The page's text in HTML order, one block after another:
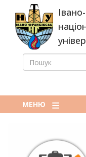
основного
вмісту
ПОШУК
МЕНЮ